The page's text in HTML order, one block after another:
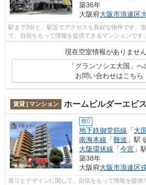
築36年
大阪府大阪市浪速区
駅まで3分と、駅近でアクセスも良好な物件です。
て、自信をもって情報を提供できるマンションです
で、用途や行き先によって経路を選べる物...
現在空室情報がありません
「グランソシエ大国」へ
お問い合わせはこちら
賃貸 | マンション ホームビルダーエビス
敷0
地下鉄御堂筋線 「大
南海本線 「難波 」駅
大阪環状線 「今宮 」
築38年
大阪府大阪市浪速区
造りとデザインに関して、自信をもって情報を提供